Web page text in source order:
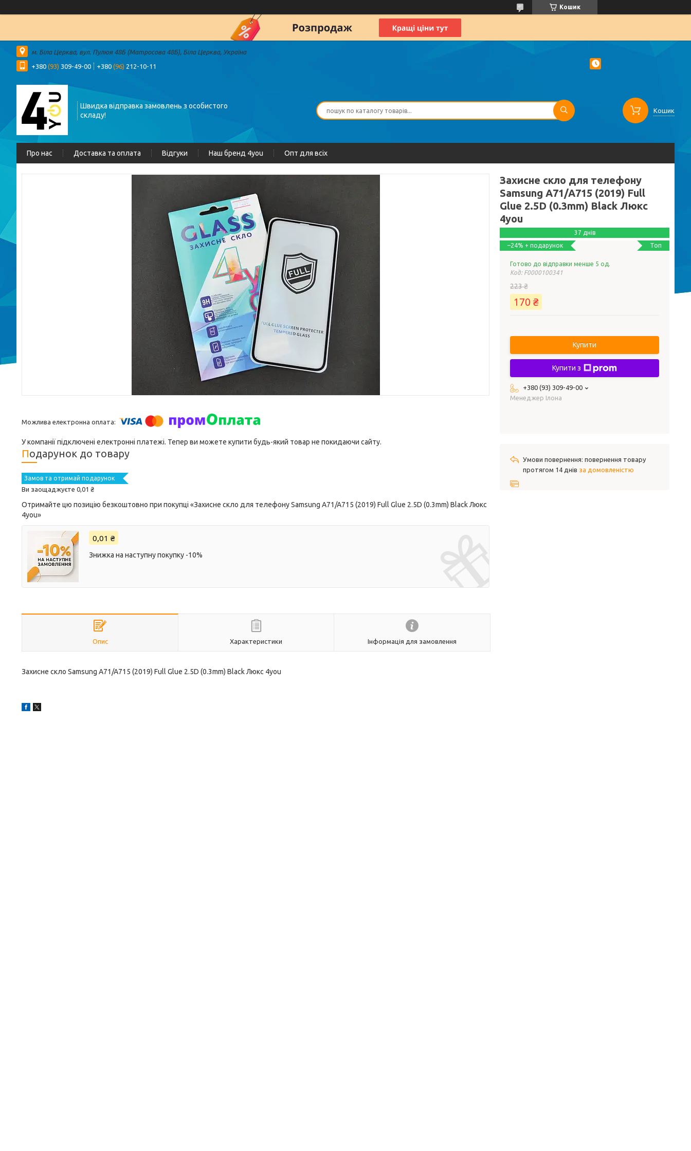
Кошик
м. Біла Церква, вул. Пулюя 48Б (Матросова 48Б), Біла Церква, Україна
+380 (93) 309-49-00 +380 (96) 212-10-11
Швидка відправка замовлень з особистого
складу!
Кошик
Про нас Доставка та оплата Відгуки Наш бренд 4you Опт для всіх
У компанії підключені електронні платежі. Тепер ви можете купити будь-який товар не покидаючи сайту.
Подарунок до товару
Замов та отримай подарунок
Ви заощаджуєте 0,01 ₴
Отримайте цю позицію безкоштовно при покупці «Захисне скло для телефону Samsung A71/A715 (2019) Full Glue 2.5D (0.3mm) Black Люкс
4you»
0,01 ₴
Знижка на наступну покупку -10%
Опис Характеристики Інформація для замовлення
Захисне скло Samsung A71/A715 (2019) Full Glue 2.5D (0.3mm) Black Люкс 4you
Захисне скло для телефону
Samsung A71/A715 (2019) Full
Glue 2.5D (0.3mm) Black Люкс
4you
Топ
37 днів
–24%
Готово до відправки менше 5 од.
Код: F0000100341
223 ₴
170 ₴
Купити
Купити з
+380 (93) 309-49-00
Менеджер Ілона
повернення товару
протягом 14 днів за домовленістю